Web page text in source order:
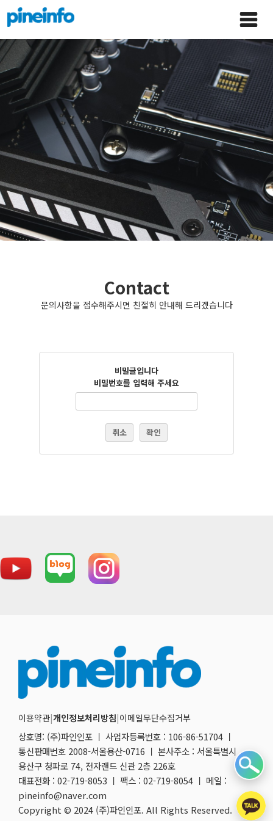
콘텐츠로
건너뛰기
Main
Menu
Contact
문의사항을 접수해주시면 친절히 안내해 드리겠습니다
비밀글입니다
비밀번호를 입력해 주세요
취소 확인
이용약관|개인정보처리방침|이메일무단수집거부
상호명: (주)파인인포 ㅣ 사업자등록번호 : 106-86-51704 ㅣ
통신판매번호 2008-서울용산-0716 ㅣ 본사주소 : 서울특별시
용산구 청파로 74, 전자랜드 신관 2층 226호
대표전화 : 02-719-8053 ㅣ 팩스 : 02-719-8054 ㅣ 메일 :
pineinfo@naver.com
Copyright © 2024 (주)파인인포. All Rights Reserved.
파인인포 홈으로 이동